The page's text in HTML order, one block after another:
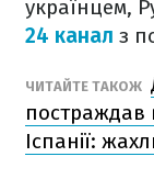
українцем,
24 канал з
ЧИТАЙТЕ ТАКОЖ
постраждав
Іспанії: